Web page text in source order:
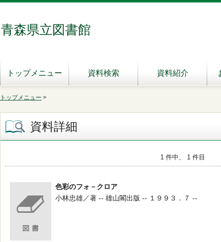
青森県立図書館
トップメニュー 資料検索 資料紹介
トップメニュー >
資料詳細
1 件中、 1 件目
色彩のフォ－クロア
小林忠雄／著 -- 雄山閣出版 -- １９９３．７ --